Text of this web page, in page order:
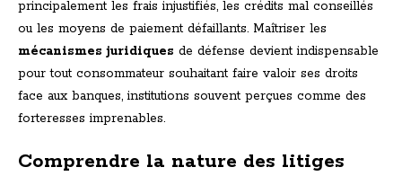
principalement les frais injustifiés, les crédits mal conseillés
ou les moyens de paiement défaillants. Maîtriser les
mécanismes juridiques de défense devient indispensable
pour tout consommateur souhaitant faire valoir ses droits
face aux banques, institutions souvent perçues comme des
forteresses imprenables.
Comprendre la nature des litiges